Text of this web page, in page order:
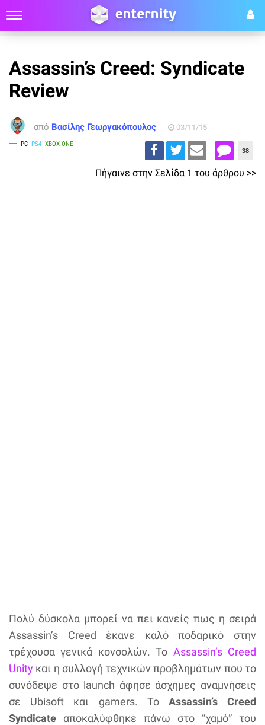
Assassin’s Creed: Syndicate
Review
από Βασίλης Γεωργακόπουλος 03/11/15
PC PS4 XBOX ONE
38
Πήγαινε στην Σελίδα 1 του άρθρου >>
Πολύ δύσκολα μπορεί να πει κανείς πως η σειρά
Assassin’s Creed έκανε καλό ποδαρικό στην
τρέχουσα γενικά κονσολών. Το Assassin’s Creed
Unity και η συλλογή τεχνικών προβλημάτων που το
συνόδεψε στο launch άφησε άσχημες αναμνήσεις
σε Ubisoft και gamers. Το Assassin’s Creed
Syndicate αποκαλύφθηκε πάνω στο “χαμό” του